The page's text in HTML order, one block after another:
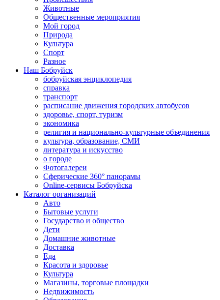
Животные
Общественные мероприятия
Мой город
Природа
Культура
Спорт
Разное
Наш Бобруйск
бобруйская энциклопедия
справка
транспорт
расписание движения городских автобусов
здоровье, спорт, туризм
экономика
религия и национально-культурные объединения
культура, образование, СМИ
литература и искусство
о городе
Фотогалереи
Сферические 360° панорамы
Online-сервисы Бобруйска
Каталог организаций
Авто
Бытовые услуги
Государство и общество
Дети
Домашние животные
Доставка
Еда
Красота и здоровье
Культура
Магазины, торговые площадки
Недвижимость